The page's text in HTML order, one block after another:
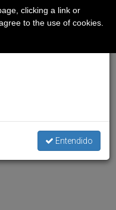
Entendido
clicking a link or
to the use of cookies.